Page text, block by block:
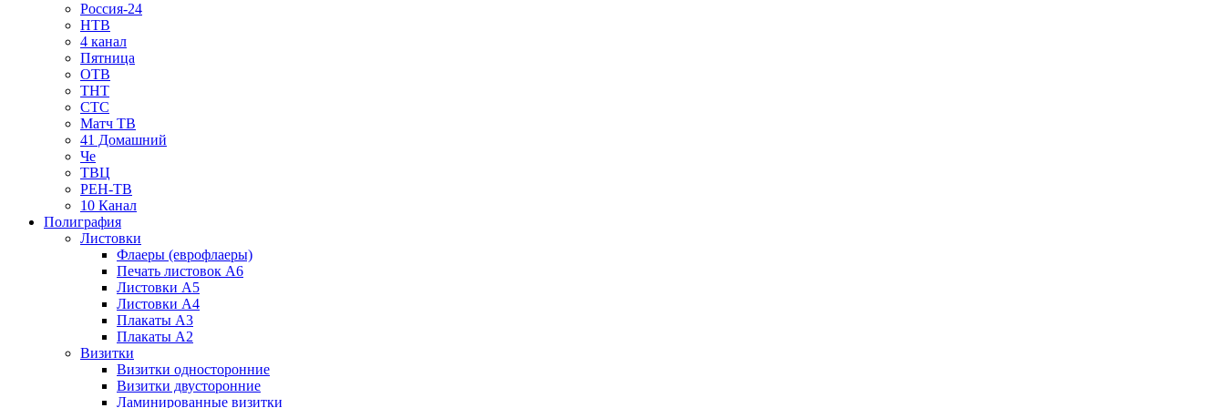
Россия-24
НТВ
4 канал
Пятница
ОТВ
ТНТ
СТС
Матч ТВ
41 Домашний
Че
ТВЦ
РЕН-ТВ
10 Канал
Полиграфия
Листовки
Флаеры (еврофлаеры)
Печать листовок А6
Листовки А5
Листовки А4
Плакаты А3
Плакаты А2
Визитки
Визитки односторонние
Визитки двусторонние
Ламинированные визитки